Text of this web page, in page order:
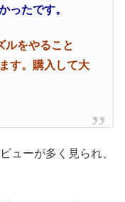
ったです。
ルをやること
す。購入して大
ューが多く見られ、